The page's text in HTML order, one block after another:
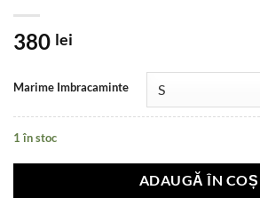
380 lei
Marime Imbracaminte
1 în stoc
ADAUGĂ ÎN COȘ